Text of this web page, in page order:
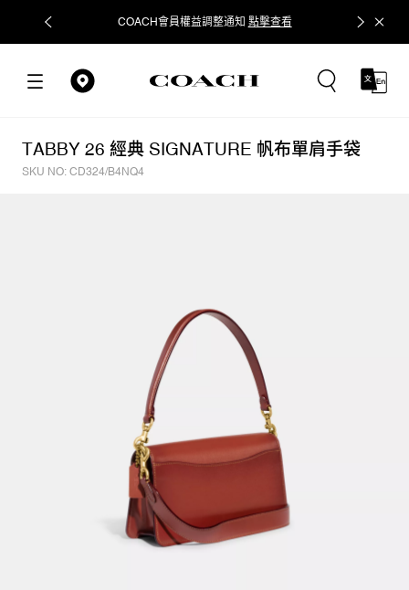
COACH會員權益調整通知 點擊查看 立即追蹤
TABBY 26 經典 SIGNATURE 帆布單肩手袋
SKU NO: CD324/B4NQ4